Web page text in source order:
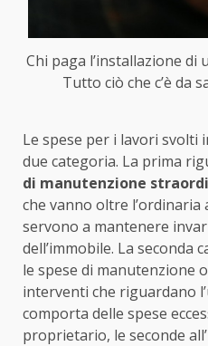
Chi paga l’installazione di
Tutto ciò che c’è da
Le spese per i lavori svolti
due categoria. La prima
di manutenzione
che vanno oltre l’ordinaria
servono a mantenere
dell’immobile. La seconda
le spese di manutenzione
interventi che riguardano
comporta delle spese
proprietario, le seconde